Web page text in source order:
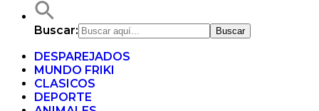
Buscar:
DESPAREJADOS
MUNDO FRIKI
CLASICOS
DEPORTE